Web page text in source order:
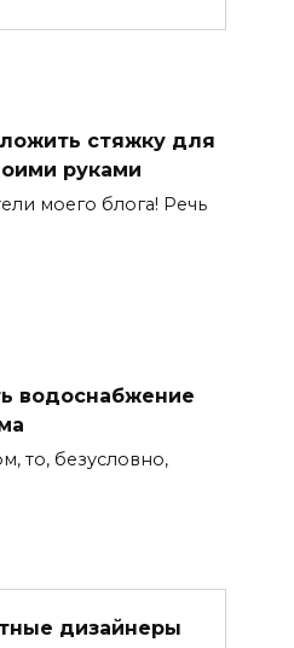
стяжку для
руками
моего блога! Речь
водоснабжение
то, безусловно,
дизайнеры